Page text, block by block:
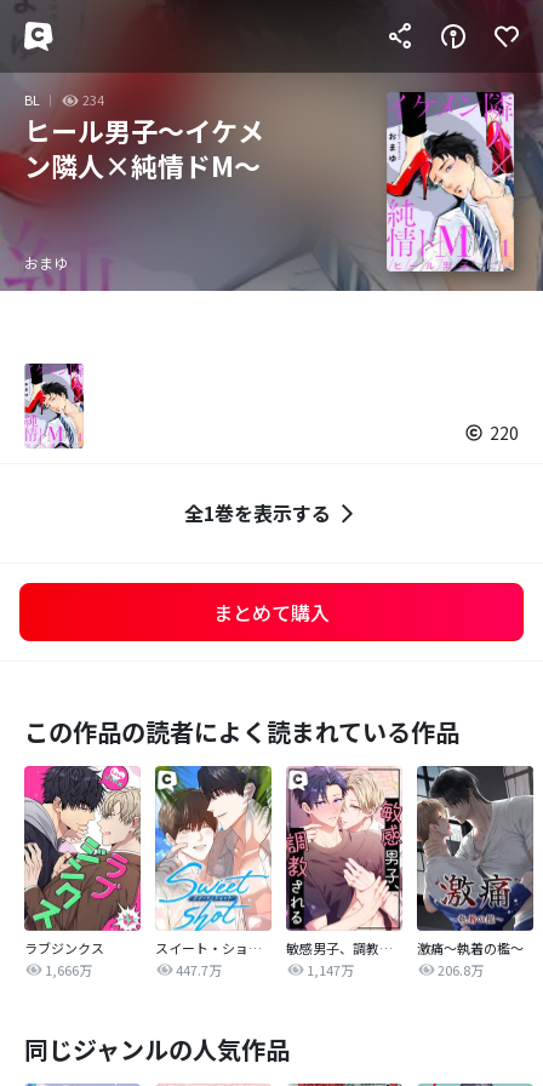
BL 234
ヒール男子～イケメ
ン隣人×純情ドМ～
おまゆ
220
全1巻を表示する
まとめて購入
この作品の読者によく読まれている作品
ラブジンクス
1,666万
スイート・ショット
447.7万
敏感男子、調教される
1,147万
激痛～執着の檻～
206.8万
同じジャンルの人気作品